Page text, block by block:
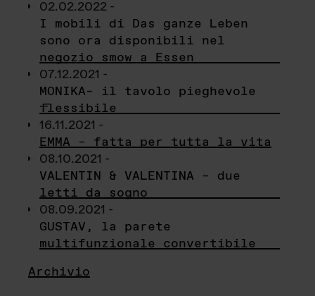
02.02.2022 -
I mobili di Das ganze Leben
sono ora disponibili nel
negozio smow a Essen
07.12.2021 -
MONIKA– il tavolo pieghevole
flessibile
16.11.2021 -
EMMA – fatta per tutta la vita
08.10.2021 -
VALENTIN & VALENTINA – due
letti da sogno
08.09.2021 -
GUSTAV, la parete
multifunzionale convertibile
Archivio